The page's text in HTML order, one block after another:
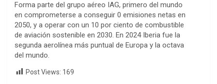
Forma parte del grupo aéreo IAG, primero del mundo
en comprometerse a conseguir 0 emisiones netas en
2050, y a operar con un 10 por ciento de combustible
de aviación sostenible en 2030. En 2024 Iberia fue la
segunda aerolínea más puntual de Europa y la octava
del mundo.
Post Views: 169